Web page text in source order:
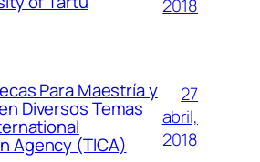
2018
Para Maestría y
Diversos Temas
Agency (TICA)
27
abril,
2018